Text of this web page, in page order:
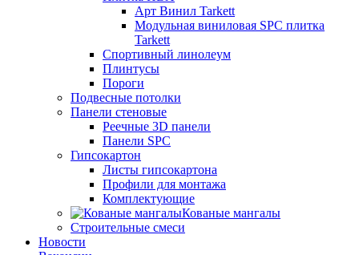
Арт Винил Tarkett
Модульная виниловая SPC плитка
Tarkett
Спортивный линолеум
Плинтусы
Пороги
Подвесные потолки
Панели стеновые
Реечные 3D панели
Панели SPC
Гипсокартон
Листы гипсокартона
Профили для монтажа
Комплектующие
Кованые мангалы
Строительные смеси
Новости